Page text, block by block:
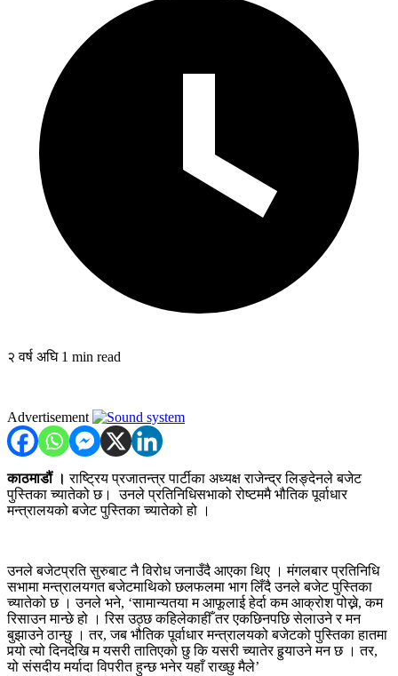
२ वर्ष अघि 1 min read
Advertisement
काठमाडौं ।राष्ट्रिय प्रजातन्त्र पार्टीका अध्यक्ष राजेन्द्र लिङ्देनले बजेट
पुस्तिका च्यातेको छ।उनले प्रतिनिधिसभाको रोष्टममै भौतिक पूर्वाधार
मन्त्रालयको बजेट पुस्तिका च्यातेको हो ।
उनले बजेटप्रति सुरुबाट नै विरोध जनाउँदै आएका थिए । मंगलबार प्रतिनिधि
सभामा मन्त्रालयगत बजेटमाथिको छलफलमा भाग लिँदै उनले बजेट पुस्तिका
च्यातेको छ ।उनले भने, ‘सामान्यतया म आफूलाई हेर्दा कम आक्रोश पोख्ने, कम
रिसाउन मान्छे हो । रिस उठ्छ कहिलेकाहीँ तर एकछिनपछि सेलाउने र मन
बुझाउने ठान्छु । तर, जब भौतिक पूर्वाधार मन्त्रालयको बजेटको पुस्तिका हातमा
पर्‍यो त्यो दिनदेखि म यसरी तातिएको छु कि यसरी च्यातेरहुर्‍याउनेमन छ । तर,
यो संसदीय मर्यादा विपरीत हुन्छ भनेर यहाँ राख्छु मैले’